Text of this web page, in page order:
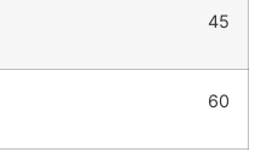
45
60